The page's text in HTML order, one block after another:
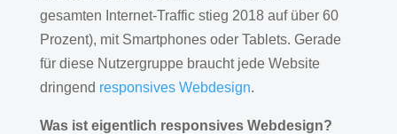
gesamten Internet-Traffic stieg 2018 auf über 60
Prozent), mit Smartphones oder Tablets. Gerade
für diese Nutzergruppe braucht jede Website
dringend responsives Webdesign.
Was ist eigentlich responsives Webdesign?